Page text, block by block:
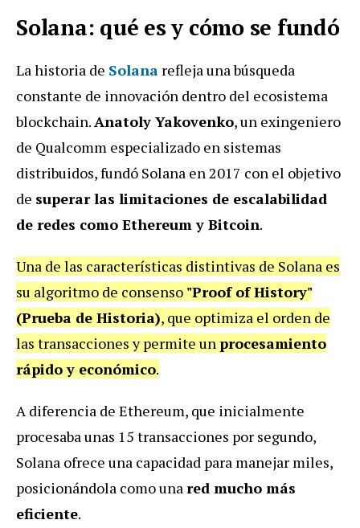
Solana: qué es y cómo se fundó
La historia de Solana refleja una búsqueda
constante de innovación dentro del ecosistema
blockchain.Anatoly Yakovenko, un exingeniero
de Qualcomm especializado en sistemas
distribuidos, fundó Solana en 2017 con el objetivo
de superar las limitaciones de escalabilidad
de redes como Ethereum y Bitcoin.
Una de las características distintivas de Solana es
su algoritmo de consenso "Proof of History"
(Prueba de Historia), que optimiza el orden de
las transacciones y permite unprocesamiento
rápido y económico.
A diferencia de Ethereum, que inicialmente
procesaba unas 15 transacciones por segundo,
Solana ofrece una capacidad para manejar miles,
posicionándola como unared mucho más
eficiente.